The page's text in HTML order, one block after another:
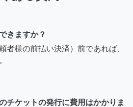
きますか？
者様の前払い決済）前であれば、
チケットの発行に費用はかかりま